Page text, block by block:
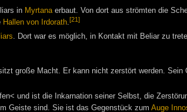
in Myrtana erbaut. Von dort aus strömten die
Hallen von Irdorath.[21]
. Dort war es möglich, in Kontakt mit Beliar zu
große Macht. Er kann nicht zerstört werden. Sein
und ist die Inkarnation seiner Selbst, die
Geiste sind. Sie ist das Gegenstück zum Auge